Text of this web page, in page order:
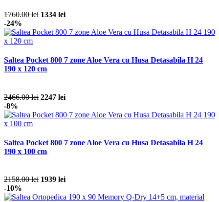
1760.00 lei 1334 lei
-24%
Saltea Pocket 800 7 zone Aloe Vera cu Husa Detasabila H 24
190 x 120 cm
2466.00 lei 2247 lei
-8%
Saltea Pocket 800 7 zone Aloe Vera cu Husa Detasabila H 24
190 x 100 cm
2158.00 lei 1939 lei
-10%